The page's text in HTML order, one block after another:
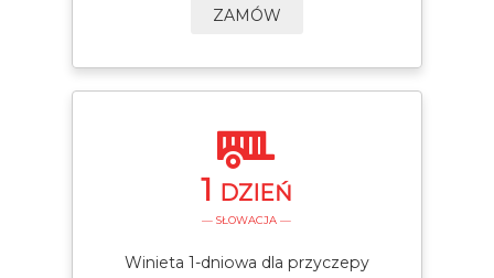
ZAMÓW
1 DZIEŃ
— SŁOWACJA —
Winieta 1-dniowa dla przyczepy